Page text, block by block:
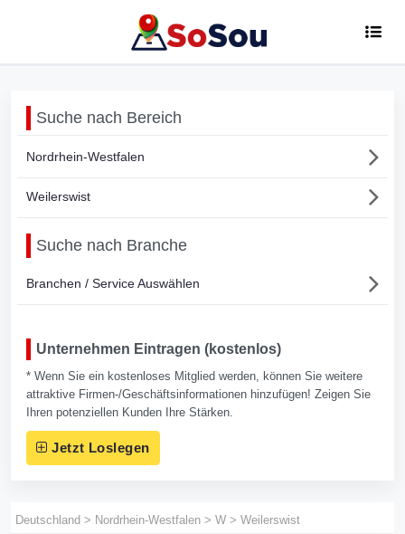
Suche nach Bereich
Nordrhein-Westfalen
Weilerswist
Suche nach Branche
Branchen / Service Auswählen
Unternehmen Eintragen (kostenlos)
* Wenn Sie ein kostenloses Mitglied werden, können Sie weitere
attraktive Firmen-/Geschäftsinformationen hinzufügen! Zeigen Sie
Ihren potenziellen Kunden Ihre Stärken.
Jetzt Loslegen
Deutschland > Nordrhein-Westfalen > W > Weilerswist